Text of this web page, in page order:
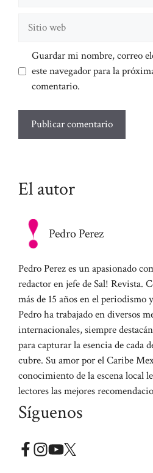
Guardar mi nombre, correo
este navegador para la
comentario.
El autor
Pedro Perez
Pedro Perez es un apasionado
redactor en jefe de Sal! Revista.
más de 15 años en el
Pedro ha trabajado en diversos
internacionales, siempre
para capturar la esencia de cada
cubre. Su amor por el Caribe
conocimiento de la escena local
lectores las mejores
Síguenos